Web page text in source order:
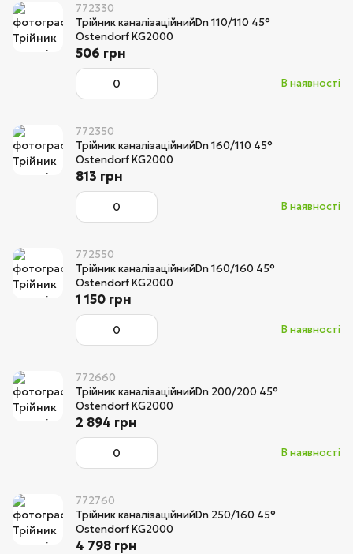
772330
Трійник каналізаційнийDn 110/110 45°
Ostendorf KG2000
В наявності
506 грн
772350
Трійник каналізаційнийDn 160/110 45°
Ostendorf KG2000
В наявності
813 грн
772550
Трійник каналізаційнийDn 160/160 45°
Ostendorf KG2000
В наявності
1 150 грн
772660
Трійник каналізаційнийDn 200/200 45°
Ostendorf KG2000
В наявності
2 894 грн
772760
Трійник каналізаційнийDn 250/160 45°
Ostendorf KG2000
4 798 грн